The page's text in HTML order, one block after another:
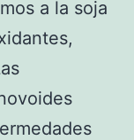
a la soja